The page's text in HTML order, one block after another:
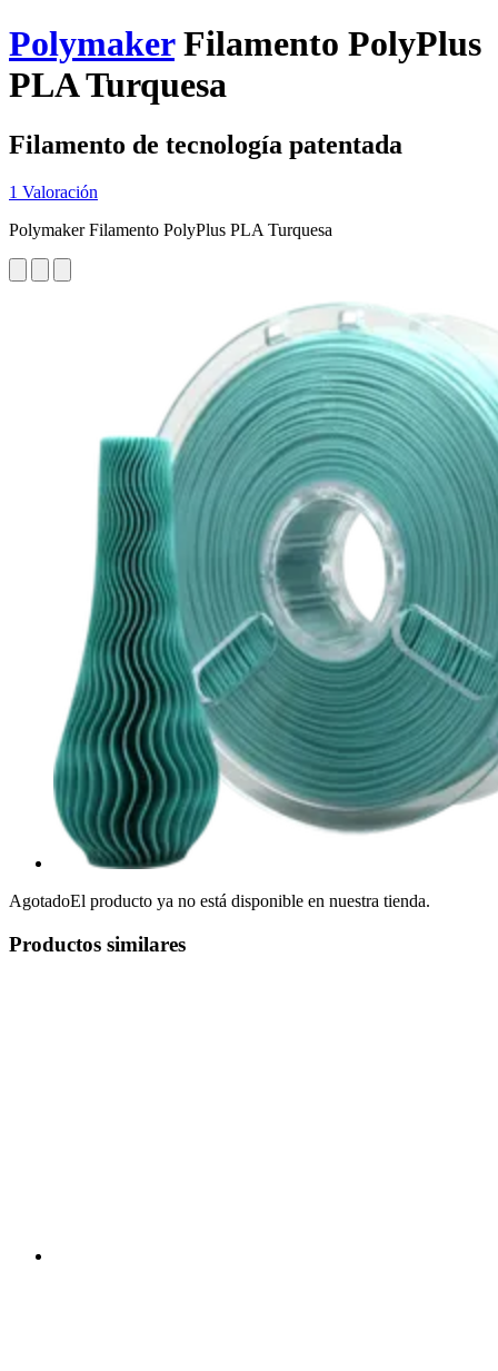
PolymakerFilamento PolyPlus
PLA Turquesa
Filamento de tecnología patentada
1 Valoración
Polymaker Filamento PolyPlus PLA Turquesa
AgotadoEl producto ya no está disponible en nuestra tienda.
Productos similares